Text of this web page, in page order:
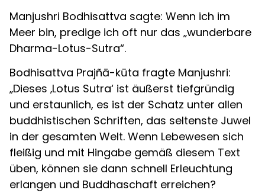
Manjushri Bodhisattva sagte: Wenn ich im
Meer bin, predige ich oft nur das „wunderbare
Dharma-Lotus-Sutra“.
Bodhisattva Prajñā-kūta fragte Manjushri:
„Dieses ‚Lotus Sutra‘ ist äußerst tiefgründig
und erstaunlich, es ist der Schatz unter allen
buddhistischen Schriften, das seltenste Juwel
in der gesamten Welt. Wenn Lebewesen sich
fleißig und mit Hingabe gemäß diesem Text
üben, können sie dann schnell Erleuchtung
erlangen und Buddhaschaft erreichen?